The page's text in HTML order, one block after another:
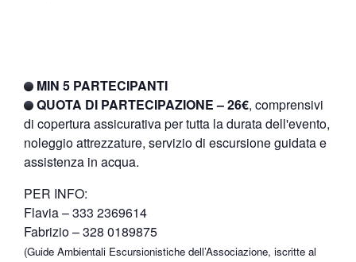
MIN 5 PARTECIPANTI
QUOTA DI PARTECIPAZIONE – 26€, comprensivi
di copertura assicurativa per tutta la durata dell'evento,
noleggio attrezzature, servizio di escursione guidata e
assistenza in acqua.
PER INFO:
Flavia – 333 2369614
Fabrizio – 328 0189875
(Guide Ambientali Escursionistiche dell’Associazione, iscritte al